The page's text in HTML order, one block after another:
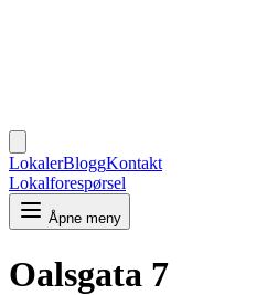
LokalerBloggKontakt
Lokalforespørsel
Åpne meny
Oalsgata 7